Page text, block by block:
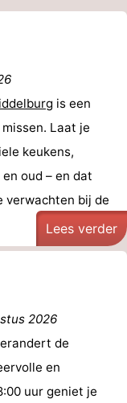
is een
Laat je
keukens,
oud – en dat
verwachten bij de
Lees verder
2026
de
en
uur geniet je